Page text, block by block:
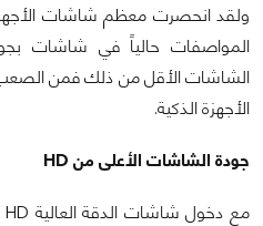
ولقد انحصرت معظم شاشات
الشاشات الأقل من ذلك فمن الصعب
الأجهزة الذكية.
جودة الشاشات الأعلى من HD